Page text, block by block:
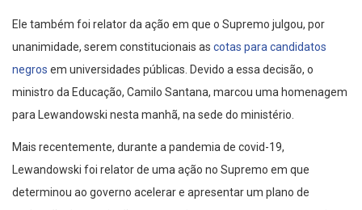
Ele também foi relator da ação em que o Supremo julgou, por
unanimidade, serem constitucionais as cotas para candidatos
negros em universidades públicas. Devido a essa decisão, o
ministro da Educação, Camilo Santana, marcou uma homenagem
para Lewandowski nesta manhã, na sede do ministério.
Mais recentemente, durante a pandemia de covid-19,
Lewandowski foi relator de uma ação no Supremo em que
determinou ao governo acelerar e apresentar um plano de